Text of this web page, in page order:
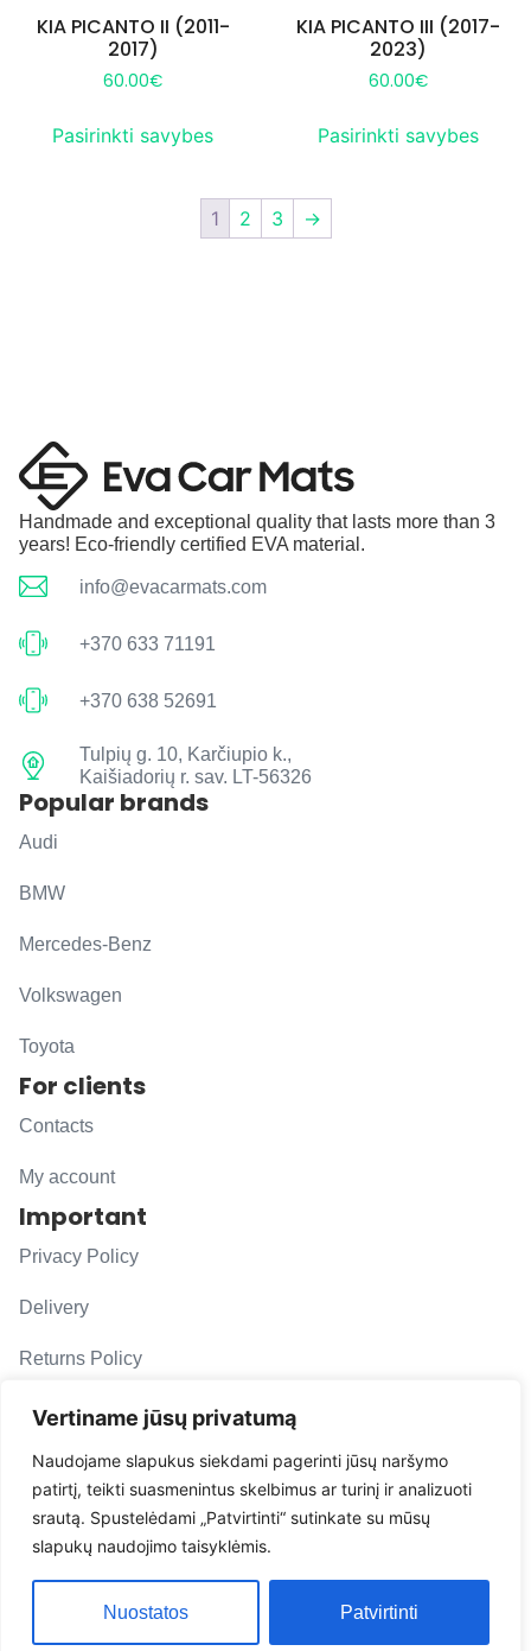
Vertiname jūsų privatumą
Naudojame slapukus siekdami pagerinti jūsų naršymo
patirtį, teikti suasmenintus skelbimus ar turinį ir analizuoti
srautą. Spustelėdami „Patvirtinti“ sutinkate su mūsų
slapukų naudojimo taisyklėmis.
Nuostatos Patvirtinti
KIA PICANTO II (2011-
2017)
60.00€
Pasirinkti savybes
KIA PICANTO III (2017-
2023)
60.00€
Pasirinkti savybes
1 2 3 →
Handmade and exceptional quality that lasts more than 3
years! Eco-friendly certified EVA material.
info@evacarmats.com
+370 633 71191
+370 638 52691
Tulpių g. 10, Karčiupio k.,
Kaišiadorių r. sav. LT-56326
Popular brands
Audi
BMW
Mercedes-Benz
Volkswagen
Toyota
For clients
Contacts
My account
Important
Privacy Policy
Delivery
Returns Policy
F. A. Q.
Follow us
evacarmats
© Copyright 2026 | Eva Car Mats